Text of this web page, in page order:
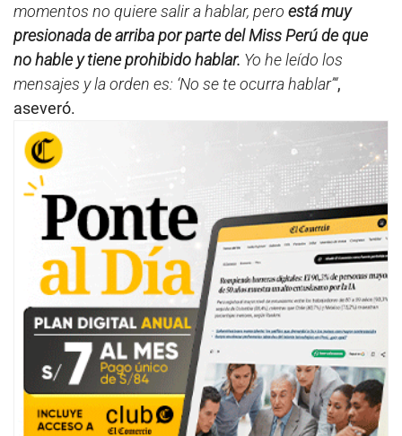
momentos no quiere salir a hablar, pero está muy
presionada de arriba por parte del Miss Perú de que
no hable y tiene prohibido hablar. Yo he leído los
mensajes y la orden es: ‘No se te ocurra hablar’“,
aseveró.